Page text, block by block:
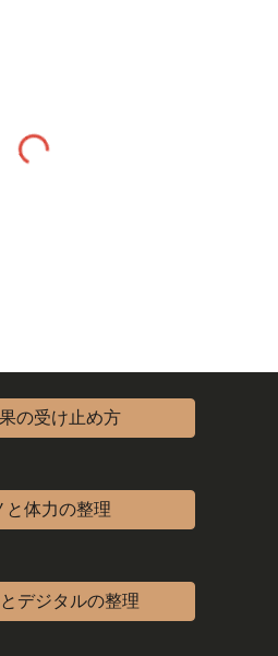
の受け止め方
と体力の整理
デジタルの整理